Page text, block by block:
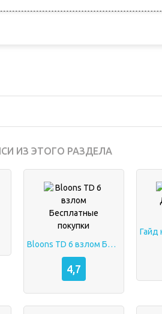
ИЗ ЭТОГО РАЗДЕЛА
Bloons TD 6 взлом Бесплатные покупки
4,7